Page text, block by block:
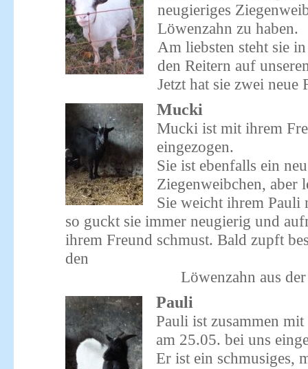
neugieriges
Löwenzahn zu haben.
Am liebsten steht sie
den Reitern auf
Jetzt hat sie zwei neue
Mucki
Mucki ist mit ihrem
eingezogen.
Sie ist ebenfalls ein
Ziegenweibchen, aber
Sie weicht ihrem Pauli
so guckt sie immer neugierig und
ihrem Freund schmust. Bald zupft
den
Löwenzahn aus der
Pauli
Pauli ist zusammen
am 25.05. bei uns
Er ist ein schmusiges,